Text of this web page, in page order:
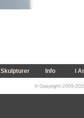
Skulpturer Info i
© Copyright 2000-